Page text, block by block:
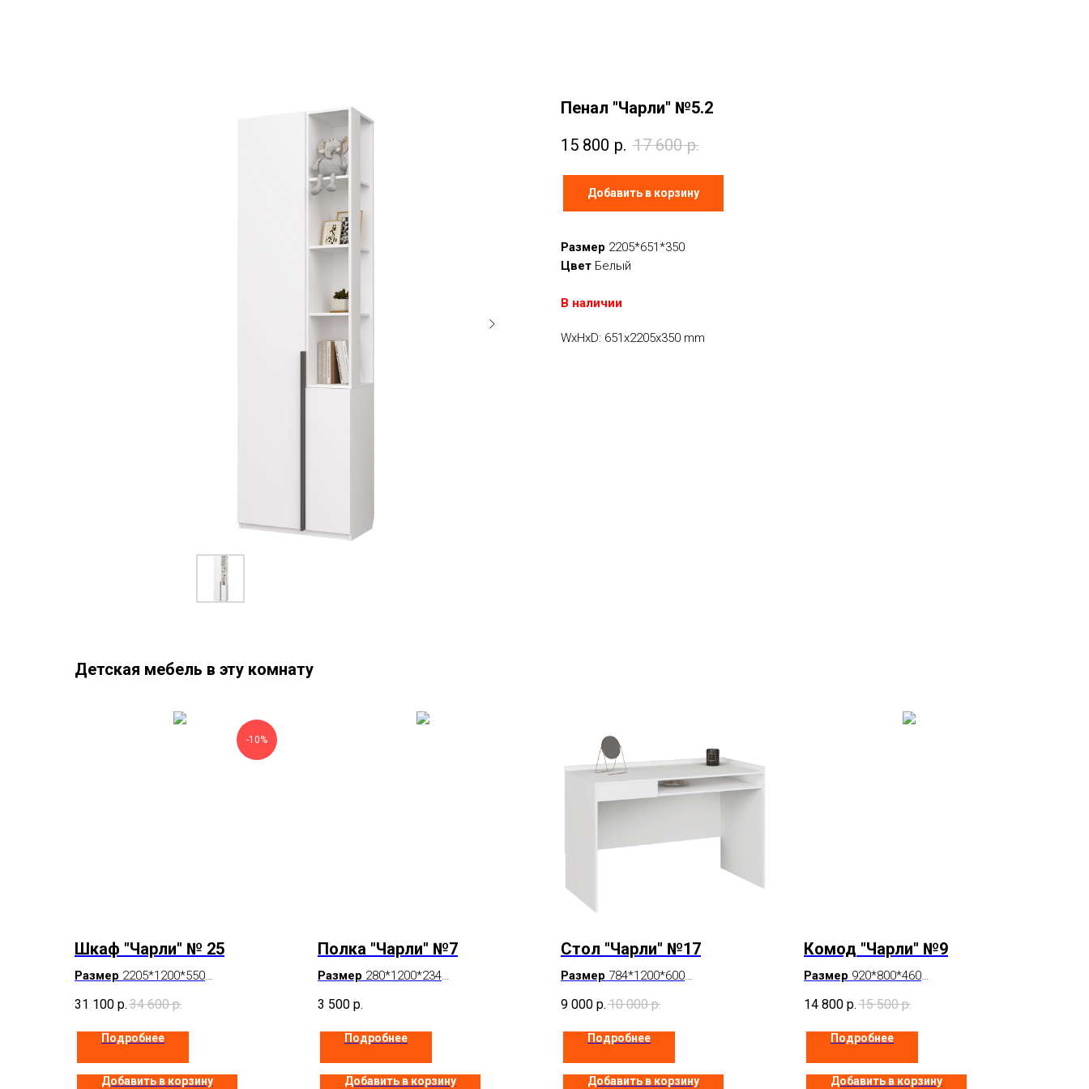
Пенал "Чарли" №5.2
15 800 р. 17 600 р.
Добавить в корзину
Размер 2205*651*350
Цвет Белый
В наличии
WxHxD: 651x2205x350 mm
Детская мебель в эту комнату
-10%
Шкаф "Чарли" № 25
Размер 2205*1200*550
В наличии
31 100 р. 34 600 р.
Подробнее
Добавить в корзину
Полка "Чарли" №7
Размер 280*1200*234
Под заказ
3 500 р.
Подробнее
Добавить в корзину
Стол "Чарли" №17
Размер 784*1200*600
В наличии
9 000 р. 10 000 р.
Подробнее
Добавить в корзину
Комод "Чарли" №9
Размер 920*800*460
В наличии
14 800 р. 15 500 р.
Подробнее
Добавить в корзину